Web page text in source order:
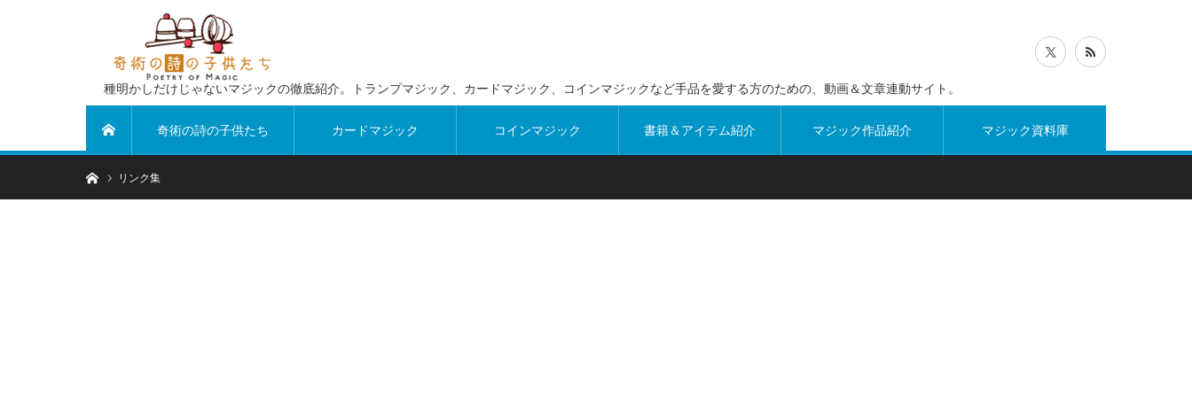
種明かしだけじゃないマジックの徹底紹介。トランプマジック、カードマジック、コインマジックなど手品を愛する方のための、動画＆文章連動サイト。
奇術の詩の子供たち カードマジック コインマジック 書籍＆アイテム紹介 マジック作品紹介 マジック資料庫
ホームリンク集